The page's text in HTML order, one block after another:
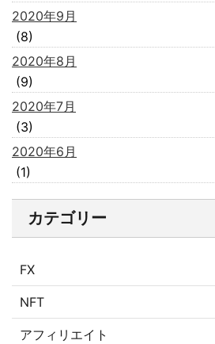
2020年9月
(8)
2020年8月
(9)
2020年7月
(3)
2020年6月
(1)
カテゴリー
FX
NFT
アフィリエイト